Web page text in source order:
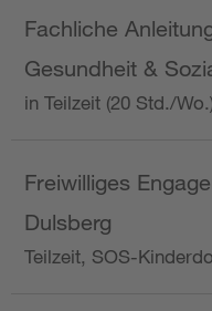
Fachliche
Gesundheit &
in Teilzeit (20 Std./
Freiwilliges
Dulsberg
Teilzeit, SOS-